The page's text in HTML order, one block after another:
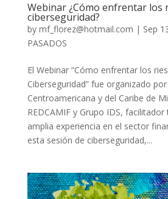
Webinar ¿Cómo enfrentar los
ciberseguridad?
by mf_florez@hotmail.com | Sep
PASADOS
El Webinar “Cómo enfrentar los
Ciberseguridad” fue organizado
Centroamericana y del Caribe de
REDCAMIF y Grupo IDS,
amplia experiencia en el sector
esta sesión de ciberseguridad,...